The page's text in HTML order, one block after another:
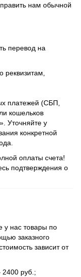
нам обычной
перевод на
реквизитам,
платежей (СБП,
кошельков
Уточняйте у
конкретной
оплаты счета!
подтверждения о
у нас товары по
заказного
зависит от
2400 руб.;